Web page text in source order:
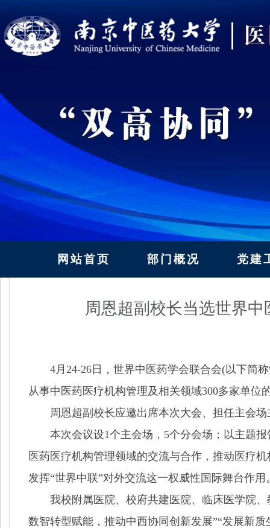
网站首页 部门概况 党建
周恩超副校长当选世界
4月24-26日，世界中医药学会联合会(以下简
从事中医药医疗机构管理及相关领域300多家单位
周恩超副校长应邀出席本次大会、担任主会
本次会议设1个主会场，5个分会场；以主题
医药医疗机构管理领域的交流与合作，推动医疗
发挥“世界中联”对外交流这一权威性国际舞台作用
我校附属医院、校府共建医院、临床医学院
数智转型赋能，推动中西协同创新发展”“发展新